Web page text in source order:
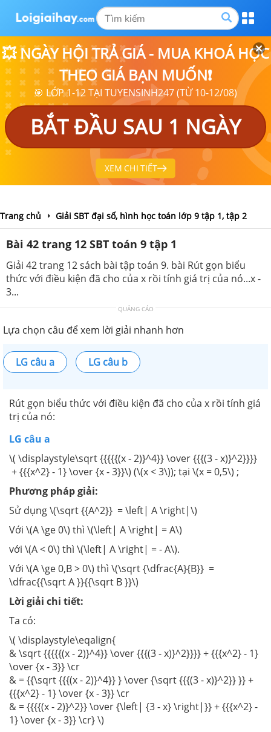
💥 NGÀY HỘI TRẢ GIÁ - MUA KHOÁ HỌC
THEO GIÁ BẠN MUỐN❗
🎯 LỚP 1-12 TẠI TUYENSINH247 (TỪ 10-12/08)
BẮT ĐẦU SAU 1 NGÀY
XEM CHI TIẾT
Trang chủ Giải SBT đại số, hình học toán lớp 9 tập 1, tập 2
Bài 42 trang 12 SBT toán 9 tập 1
Giải 42 trang 12 sách bài tập toán 9. bài Rút gọn biểu
thức với điều kiện đã cho của x rồi tính giá trị của nó...x -
3...
QUẢNG CÁO
Lựa chọn câu để xem lời giải nhanh hơn
LG câu a LG câu b
Rút gọn biểu thức với điều kiện đã cho của x rồi tính giá
trị của nó:
LG câu a
\( \displaystyle\sqrt {{{{{(x - 2)}^4}} \over {{{(3 - x)}^2}}}}
+ {{{x^2} - 1} \over {x - 3}}\) (\(x < 3\)); tại \(x = 0,5\) ;
Phương pháp giải:
Sử dụng \(\sqrt {{A^2}} = \left| A \right|\)
Với \(A \ge 0\) thì \(\left| A \right| = A\)
với \(A < 0\) thì \(\left| A \right| = - A\).
Với \(A \ge 0,B > 0\) thì \(\sqrt {\dfrac{A}{B}} =
\dfrac{{\sqrt A }}{{\sqrt B }}\)
Lời giải chi tiết:
Ta có:
\( \displaystyle\eqalign{
& \sqrt {{{{{(x - 2)}^4}} \over {{{(3 - x)}^2}}}} + {{{x^2} - 1}
\over {x - 3}} \cr
& = {{\sqrt {{{(x - 2)}^4}} } \over {\sqrt {{{(3 - x)}^2}} }} +
{{{x^2} - 1} \over {x - 3}} \cr
& = {{{{(x - 2)}^2}} \over {\left| {3 - x} \right|}} + {{{x^2} -
1} \over {x - 3}} \cr} \)